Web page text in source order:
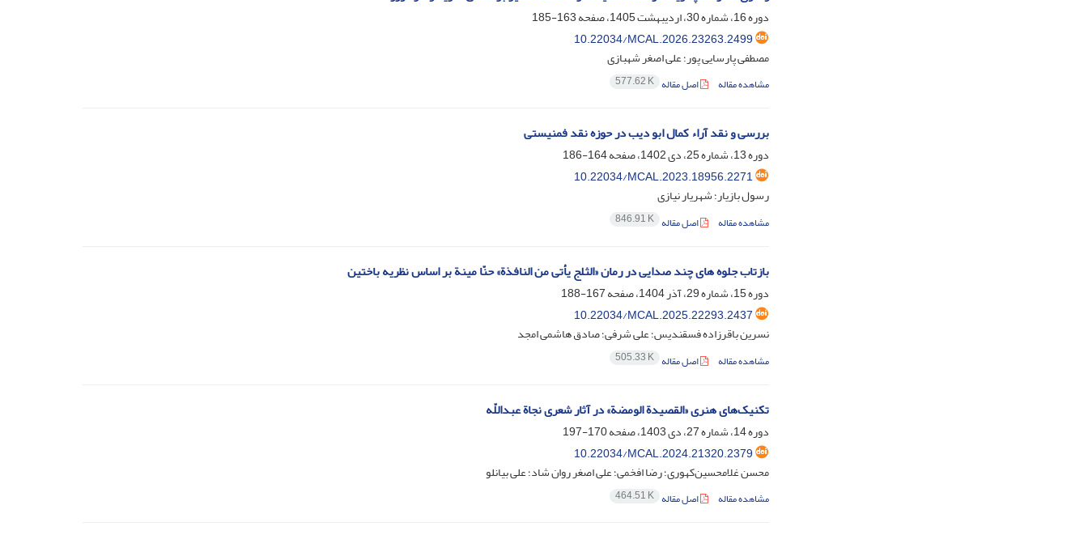
دوره 16، شماره 30، اردیبهشت 1405، صفحه
163-185
10.22034/MCAL.2026.23263.2499
مصطفی پارسایی پور؛ علی اصغر شهبازی
مشاهده مقاله اصل مقاله 577.62 K
بررسی و نقد آراء کمال ابو دیب در حوزه نقد فمنیستی
دوره 13، شماره 25، دی 1402، صفحه
164-186
10.22034/MCAL.2023.18956.2271
رسول بازیار؛ شهریار نیازی
مشاهده مقاله اصل مقاله 846.91 K
بازتاب جلوه های چند صدایی در رمان «الثلج یأتی من النافذة» حنّا مینة بر اساس نظریه باختین
دوره 15، شماره 29، آذر 1404، صفحه
167-188
10.22034/MCAL.2025.22293.2437
نسرین باقرزاده فسقندیس؛ علی شرفی؛ صادق هاشمی امجد
مشاهده مقاله اصل مقاله 505.33 K
تکنیک‌های هنری «القصیدة الومضة» در آثار شعری نجاة عبداللّه
دوره 14، شماره 27، دی 1403، صفحه
170-197
10.22034/MCAL.2024.21320.2379
محسن غلامحسین‌کهوری؛ رضا افخمی؛ علی اصغر روان شاد؛ علی بیانلو
مشاهده مقاله اصل مقاله 464.51 K